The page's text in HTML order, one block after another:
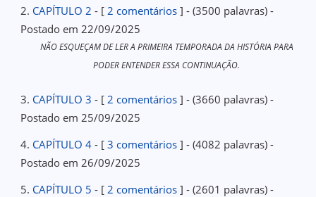
2. CAPÍTULO 2 - [2 comentários ] - (3500 palavras) -
Postado em 22/09/2025
NÃO ESQUEÇAM DE LER A PRIMEIRA TEMPORADA DA HISTÓRIA PARA
PODER ENTENDER ESSA CONTINUAÇÃO.
3. CAPÍTULO 3 - [2 comentários ] - (3660 palavras) -
Postado em 25/09/2025
4. CAPÍTULO 4 - [3 comentários ] - (4082 palavras) -
Postado em 26/09/2025
5. CAPÍTULO 5 - [2 comentários ] - (2601 palavras) -